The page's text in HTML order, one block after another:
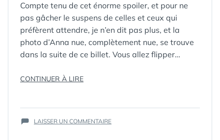
Compte tenu de cet énorme spoiler, et pour ne
pas gâcher le suspens de celles et ceux qui
préfèrent attendre, je n’en dit pas plus, et la
photo d’Anna nue, complètement nue, se trouve
dans la suite de ce billet. Vous allez flipper…
CONTINUER À LIRE« V
LA
VÉRITABLE
DIANA,
MORENA
,NUE,
LAISSER UN COMMENTAIRESUR